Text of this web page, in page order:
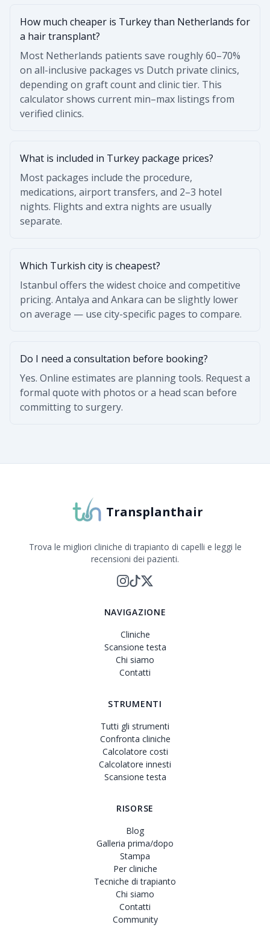
How much cheaper is Turkey than Netherlands for
a hair transplant?
Most Netherlands patients save roughly 60–70%
on all-inclusive packages vs Dutch private clinics,
depending on graft count and clinic tier. This
calculator shows current min–max listings from
verified clinics.
What is included in Turkey package prices?
Most packages include the procedure,
medications, airport transfers, and 2–3 hotel
nights. Flights and extra nights are usually
separate.
Which Turkish city is cheapest?
Istanbul offers the widest choice and competitive
pricing. Antalya and Ankara can be slightly lower
on average — use city-specific pages to compare.
Do I need a consultation before booking?
Yes. Online estimates are planning tools. Request a
formal quote with photos or a head scan before
committing to surgery.
Transplanthair
Trova le migliori cliniche di trapianto di capelli e leggi le
recensioni dei pazienti.
NAVIGAZIONE
Cliniche
Scansione testa
Chi siamo
Contatti
STRUMENTI
Tutti gli strumenti
Confronta cliniche
Calcolatore costi
Calcolatore innesti
Scansione testa
RISORSE
Blog
Galleria prima/dopo
Stampa
Per cliniche
Tecniche di trapianto
Chi siamo
Contatti
Community